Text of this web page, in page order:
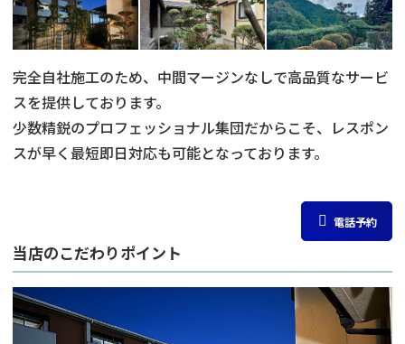
完全自社施工のため、中間マージンなしで高品質なサービ
スを提供しております。
少数精鋭のプロフェッショナル集団だからこそ、レスポン
スが早く最短即日対応も可能となっております。
電話予約
当店のこだわりポイント